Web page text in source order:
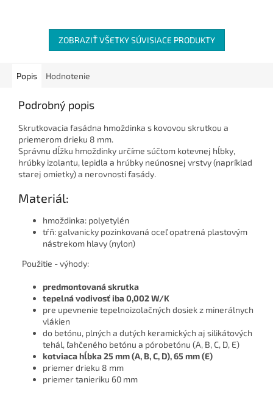
ZOBRAZIŤ VŠETKY SÚVISIACE PRODUKTY
Popis Hodnotenie
Podrobný popis
Skrutkovacia fasádna hmoždinka s kovovou skrutkou a
priemerom drieku 8 mm.
Správnu dĺžku hmoždinky určíme súčtom kotevnej hĺbky,
hrúbky izolantu, lepidla a hrúbky neúnosnej vrstvy (napríklad
starej omietky) a nerovnosti fasády.
Materiál:
hmoždinka: polyetylén
tŕň: galvanicky pozinkovaná oceľ opatrená plastovým
nástrekom hlavy (nylon)
Použitie - výhody:
predmontovaná skrutka
tepelná vodivosť iba 0,002 W/K
pre upevnenie tepelnoizolačných dosiek z minerálnych
vlákien
do betónu, plných a dutých keramických aj silikátových
tehál, ľahčeného betónu a pórobetónu (A, B, C, D, E)
kotviaca hĺbka 25 mm (A, B, C, D), 65 mm (E)
priemer drieku 8 mm
priemer tanieriku 60 mm